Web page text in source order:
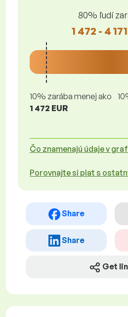
80% ľudí
1 472 - 4
10% zarába menej ako
1 472 EUR
Čo znamenajú údaje v
Porovnajte si plat s
Share
Share
Get